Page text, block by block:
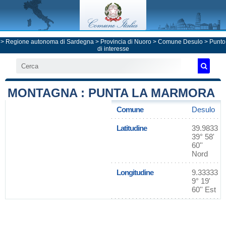
> Regione autonoma di Sardegna > Provincia di Nuoro > Comune Desulo > Punto
di interesse
MONTAGNA : PUNTA LA MARMORA
Comune Desulo
Latitudine
39.9833
39° 58'
60''
Nord
Longitudine
9.33333
9° 19'
60'' Est